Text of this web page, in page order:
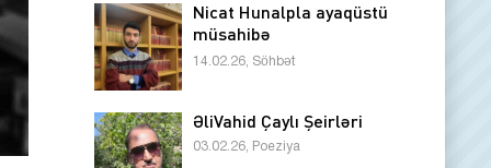
Nicat Hunalpla ayaqüstü
müsahibə
14.02.26, Söhbət
ƏliVahid Çaylı Şeirləri
03.02.26, Poeziya